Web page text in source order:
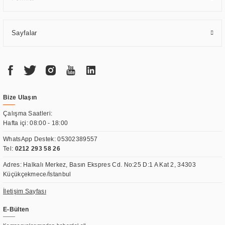
Sayfalar
Bize Ulaşın
Çalışma Saatleri:
Hafta içi: 08:00 - 18:00
WhatsApp Destek:05302389557
Tel: 0212 293 58 26
Adres: Halkalı Merkez, Basın Ekspres Cd. No:25 D:1 A Kat 2, 34303
Küçükçekmece/İstanbul
İletişim Sayfası
E-Bülten